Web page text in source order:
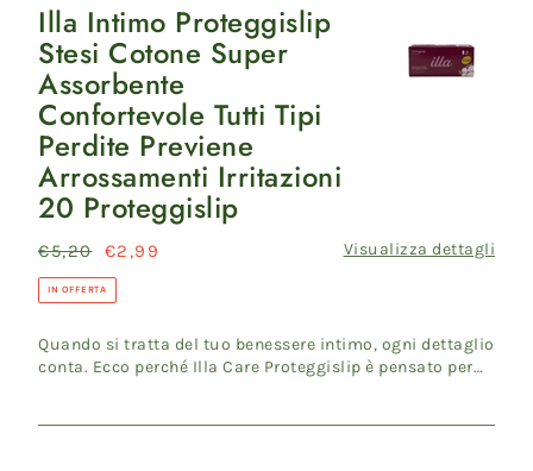
Illa
Intimo
Proteggislip
Stesi
Cotone
Super
Assorbente
Tutti
Tipi
Previene
Arrossamenti
Illa Intimo Proteggislip
Stesi Cotone Super
Assorbente
Confortevole Tutti Tipi
Perdite Previene
Arrossamenti Irritazioni
20 Proteggislip
Prezzo
di
€5,20 Prezzo
scontato
€2,99
IN OFFERTA
Visualizza dettagli
Quando si tratta del tuo benessere intimo, ogni dettaglio
conta. Ecco perché Illa Care Proteggislip è pensato per